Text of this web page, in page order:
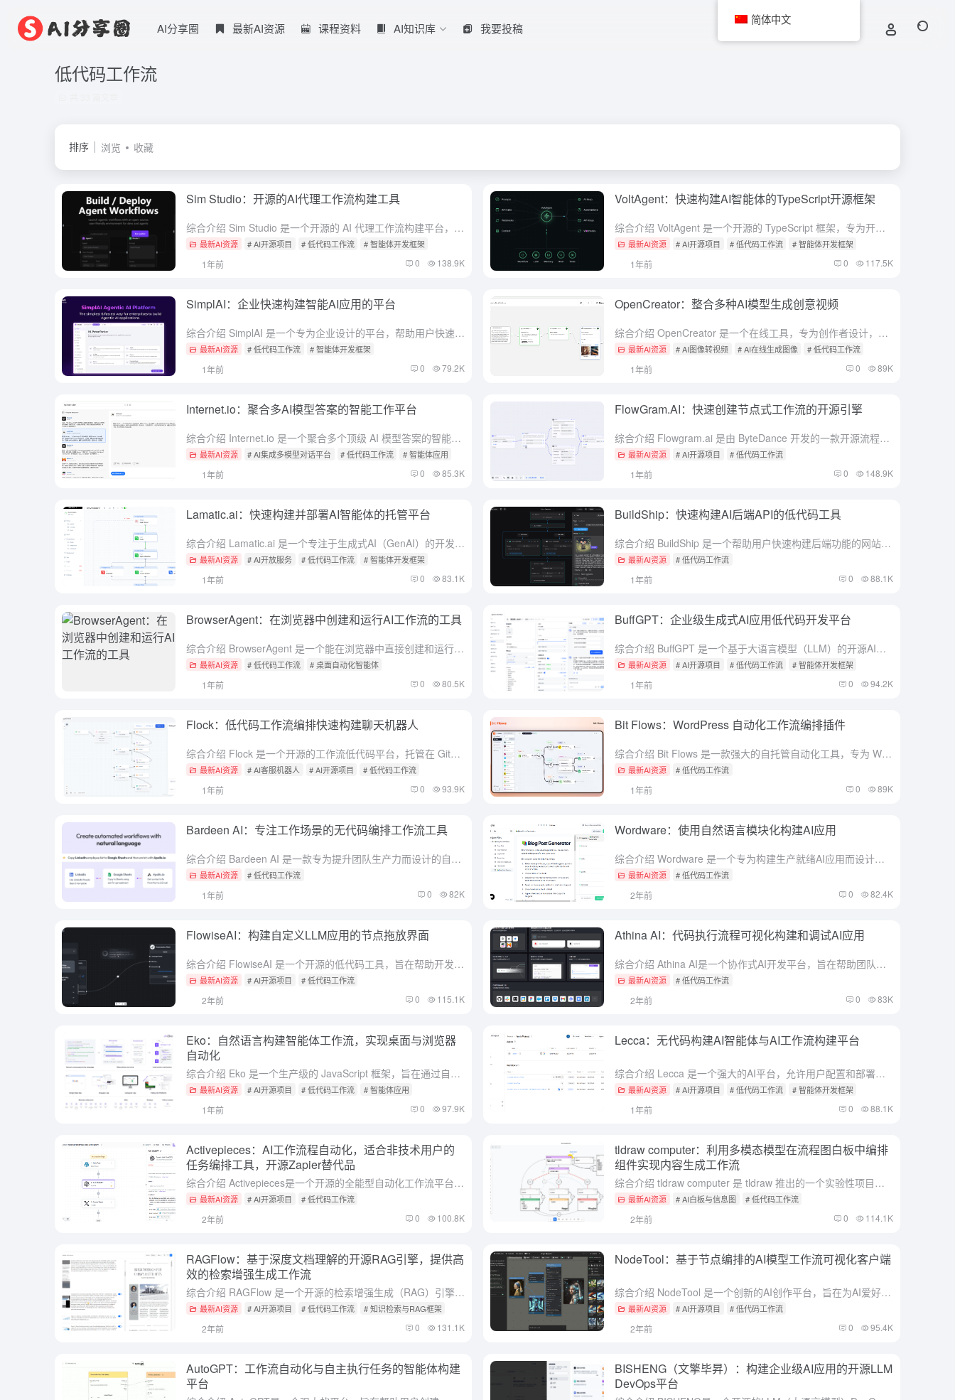
AI分享圈 最新AI资源 课程资料 AI知识库 我要投稿
低代码工作流
排序 浏览 收藏
Sim Studio：开源的AI代理工作流构建工具
综合介绍 Sim Studio 是一个开源的 AI 代理工作流构建平台，专注于通过轻量、直观的可视化界面帮助用户快速设计、测试和部署大型语言模型（LLM）工作流。用户无需深入编程即可通过拖拽方式创建复...
最新AI资源 # AI开源项目 # 低代码工作流 # 智能体开发框架
1年前 0 138.9K
VoltAgent：快速构建AI智能体的TypeScript开源框架
综合介绍 VoltAgent 是一个开源的 TypeScript 框架，专为开发者设计，帮助快速构建和协调 AI 智能体。它提供模块化的工具和标准化的开发模式，简化了与大型语言模型（LLM）交互、状态...
最新AI资源 # AI开源项目 # 低代码工作流 # 智能体开发框架
1年前 0 117.5K
SimplAI：企业快速构建智能AI应用的平台
综合介绍 SimplAI 是一个专为企业设计的平台，帮助用户快速构建、部署和管理安全的AI代理及自动化工作流程。它提供了一个简单易用的工具——SimplAI Studio，让团队无需复杂编程就能开发A...
最新AI资源 # 低代码工作流 # 智能体开发框架
1年前 0 79.2K
OpenCreator：整合多种AI模型生成创意视频
综合介绍 OpenCreator 是一个在线工具，专为创作者设计，核心功能是把20多种生成式AI模型整合在一起。用户可以用它轻松生成创意视频，无需在不同平台间切换或支付多份订阅费。它界面简单，支持一键...
最新AI资源 # AI图像转视频 # AI在线生成图像 # 低代码工作流
1年前 0 89K
Internet.io：聚合多AI模型答案的智能工作平台
综合介绍 Internet.io 是一个聚合多个顶级 AI 模型答案的智能平台。旨在解决单一 AI 答案可能不准确或不一致的问题。用户只需提出一个问题，就能同时获得多个领先 AI 模型的回答，方便对比...
最新AI资源 # AI集成多模型对话平台 # 低代码工作流 # 智能体应用
1年前 0 85.3K
FlowGram.AI：快速创建节点式工作流的开源引擎
综合介绍 Flowgram.ai 是由 ByteDance 开发的一款开源流程搭建引擎。它基于节点编辑，帮助开发者快速创建工作流程，支持固定布局和自由连线两种模式。项目使用 TypeScript 编写...
最新AI资源 # AI开源项目 # 低代码工作流
1年前 0 148.9K
Lamatic.ai：快速构建并部署AI智能体的托管平台
综合介绍 Lamatic.ai 是一个专注于生成式AI（GenAI）的开发平台。它提供了一个简单易用的工具，让用户能快速构建、测试和部署AI智能体。这个平台适合开发者和非技术人员使用，通过低代码的方式...
最新AI资源 # AI开放服务 # 低代码工作流 # 智能体开发框架
1年前 0 83.1K
BuildShip：快速构建AI后端API的低代码工具
综合介绍 BuildShip 是一个帮助用户快速构建后端功能的网站。它提供了一个直观的视觉界面，让用户通过拖拽操作就能创建API、定时任务和复杂的自动化工作流。网站的核心特色是结合了低代码和人工智能技...
最新AI资源 # 低代码工作流
1年前 0 88.1K
BrowserAgent：在浏览器中创建和运行AI工作流的工具
综合介绍 BrowserAgent 是一个能在浏览器中直接创建和运行AI工作流的工具。它简单易用，不需要写代码，用户只需描述想要的工作流程，AI就能自动生成。它的核心特点是完全私密，所有数据都在你的浏...
最新AI资源 # 低代码工作流 # 桌面自动化智能体
1年前 0 80.5K
BuffGPT：企业级生成式AI应用低代码开发平台
综合介绍 BuffGPT 是一个基于大语言模型（LLM）的开源AI应用开发平台，提供数据处理、模型调用、RAG检索和可视化工作流编排等开箱即用功能，帮助用户轻松构建和运营生成式AI应用。平台支持私有化...
最新AI资源 # AI开源项目 # 低代码工作流 # 智能体开发框架
1年前 0 94.2K
Flock：低代码工作流编排快速构建聊天机器人
综合介绍 Flock 是一个开源的工作流低代码平台，托管在 GitHub 上，由 Onelevenvy 团队开发。它基于 LangChain 和 LangGraph 技术，专注于帮助用户快速搭建聊天机...
最新AI资源 # AI客服机器人 # AI开源项目 # 低代码工作流
1年前 0 93.9K
Bit Flows：WordPress 自动化工作流编排插件
综合介绍 Bit Flows 是一款强大的自托管自动化工具，专为 WordPress 设计，旨在帮助用户创建自定义工作流并自动化任务。无论是在 WordPress 内部进行自动化，还是与 Shopif...
最新AI资源 # 低代码工作流
1年前 0 89K
Bardeen AI：专注工作场景的无代码编排工作流工具
综合介绍 Bardeen AI 是一款专为提升团队生产力而设计的自动化工作流程平台。通过与常用工具的无缝集成，Bardeen AI 能够自动化重复性任务，简化数据管理，并增强团队协作。用户无需编写代码...
最新AI资源 # 低代码工作流
1年前 0 82K
Wordware：使用自然语言模块化构建AI应用
综合介绍 Wordware 是一个专为构建生产就绪AI应用而设计的工具包。它通过自然语言编程和低代码环境，使用户无需编程经验即可创建复杂的AI解决方案。Wordware 提供了多种预构建的应用和模型...
最新AI资源 # 低代码工作流
2年前 0 82.4K
FlowiseAI：构建自定义LLM应用的节点拖放界面
综合介绍 FlowiseAI 是一个开源的低代码工具，旨在帮助开发者构建自定义的LLM（大语言模型）应用和AI代理。通过简单的拖放界面，用户可以快速创建和迭代LLM应用，从测试到生产的过程变得更加高效...
最新AI资源 # AI开源项目 # 低代码工作流
2年前 0 115.1K
Athina AI：代码执行流程可视化构建和调试AI应用
综合介绍 Athina AI是一个协作式AI开发平台，旨在帮助团队快速构建、测试和监控AI功能。该平台提供了丰富的工具和功能，包括数据集评估、提示管理、数据标注和实验管理。Athina AI支持技术和...
最新AI资源 # 低代码工作流
2年前 0 83K
Eko：自然语言构建智能体工作流，实现桌面与浏览器
自动化
综合介绍 Eko 是一个生产级的 JavaScript 框架，旨在通过自然语言描述来构建高效的智能代理工作流程。它的设计使开发者能够在不深入编程的情况下，利用AI技术自动化日常任务。Eko提供了一个统...
最新AI资源 # AI开源项目 # 低代码工作流 # 智能体应用
1年前 0 97.9K
Lecca：无代码构建AI智能体与AI工作流构建平台
综合介绍 Lecca 是一个强大的AI平台，允许用户配置和部署大语言模型（LLMs），并配备多种工具和工作流。用户可以轻松构建、定制和自动化他们的AI代理。Lecca 提供了多种AI提供商和模型选择...
最新AI资源 # AI开源项目 # 低代码工作流 # 智能体开发框架
1年前 0 88.1K
Activepieces：AI工作流程自动化，适合非技术用户的
任务编排工具，开源Zapier替代品
综合介绍 Activepieces是一个开源的全能型自动化工作流平台，专注于为企业和个人用户提供直观、强大的自动化解决方案。该平台采用TypeScript开发，具有极强的可扩展性，支持200多个集成服...
最新AI资源 # AI开源项目 # 低代码工作流
2年前 0 100.8K
tldraw computer：利用多模态模型在流程图白板中编排
组件实现内容生成工作流
综合介绍 tldraw computer 是 tldraw 推出的一个实验性项目，旨在提供一个无限画布，用于自然语言计算。用户可以创建和连接组件，生成和转换数据，利用多模态语言模型作为运行时执行指令...
最新AI资源 # AI白板与信息图 # 低代码工作流
2年前 0 114.1K
RAGFlow：基于深度文档理解的开源RAG引擎，提供高
效的检索增强生成工作流
综合介绍 RAGFlow 是一个开源的检索增强生成（RAG）引擎，基于深度文档理解技术。它为各种规模的企业提供了一个高效的 RAG 工作流，结合了大型语言模型（LLM），能够提供基于复杂格式数据的真实...
最新AI资源 # AI开源项目 # 低代码工作流 # 知识检索与RAG框架
2年前 0 131.1K
NodeTool：基于节点编排的AI模型工作流可视化客户端
综合介绍 NodeTool 是一个创新的AI创作平台，旨在为AI爱好者、开发者、数据科学家和创意人士提供一个简单、直观的界面。无论您是艺术家、开发者还是初学者，NodeTool 都能帮助您快速原型化创...
最新AI资源 # AI开源项目 # 低代码工作流
2年前 0 95.4K
AutoGPT：工作流自动化与自主执行任务的智能体构建
平台
BISHENG（文擎毕昇）：构建企业级AI应用的开源LLM
DevOps平台
简体中文